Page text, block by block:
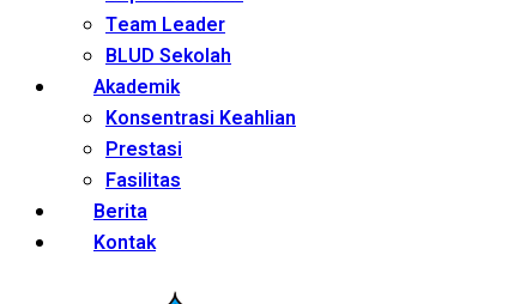
Team Leader
BLUD Sekolah
Akademik
Konsentrasi Keahlian
Prestasi
Fasilitas
Berita
Kontak